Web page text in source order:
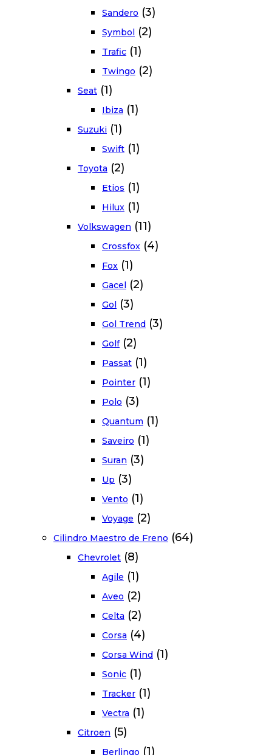
Sandero (3)
Symbol (2)
Trafic (1)
Twingo (2)
Seat (1)
Ibiza (1)
Suzuki (1)
Swift (1)
Toyota (2)
Etios (1)
Hilux (1)
Volkswagen (11)
Crossfox (4)
Fox (1)
Gacel (2)
Gol (3)
Gol Trend (3)
Golf (2)
Passat (1)
Pointer (1)
Polo (3)
Quantum (1)
Saveiro (1)
Suran (3)
Up (3)
Vento (1)
Voyage (2)
Cilindro Maestro de Freno (64)
Chevrolet (8)
Agile (1)
Aveo (2)
Celta (2)
Corsa (4)
Corsa Wind (1)
Sonic (1)
Tracker (1)
Vectra (1)
Citroen (5)
Berlingo (1)